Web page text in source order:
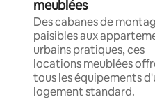
meublées
Des cabanes de
paisibles aux
urbains pratiques, ces
locations meublées
tous les équipements
logement standard.